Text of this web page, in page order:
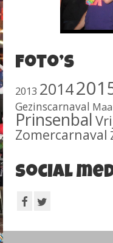
Foto’s
2013 2014
Gezinscarnaval
Prinsenbal
Zomercarnaval
Social